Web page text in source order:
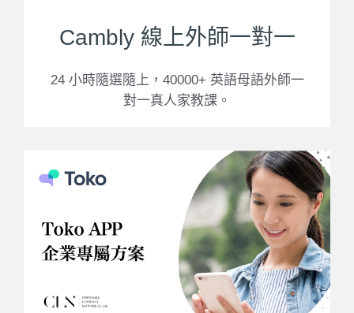
Cambly 線上外師一對一
24 小時隨選隨上，40000+ 英語母語外師一
對一真人家教課。